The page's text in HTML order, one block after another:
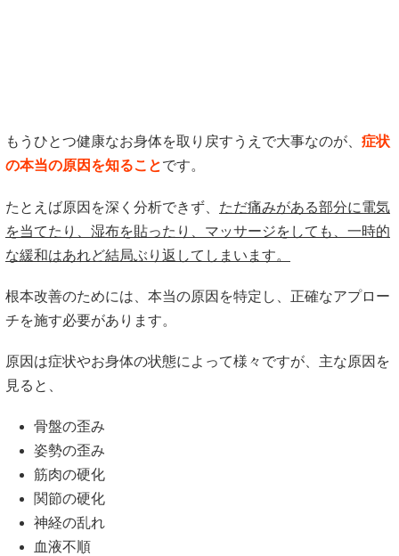
もうひとつ健康なお身体を取り戻すうえで大事なのが、 症状
の本当の原因を知ることです。
たとえば原因を深く分析できず、 ただ痛みがある部分に電気
を当てたり、湿布を貼ったり、マッサージをしても、一時的
な緩和はあれど結局ぶり返してしまいます。
根本改善のためには、本当の原因を特定し、正確なアプロー
チを施す必要があります。
原因は症状やお身体の状態によって様々ですが、主な原因を
見ると、
骨盤の歪み
姿勢の歪み
筋肉の硬化
関節の硬化
神経の乱れ
血液不順